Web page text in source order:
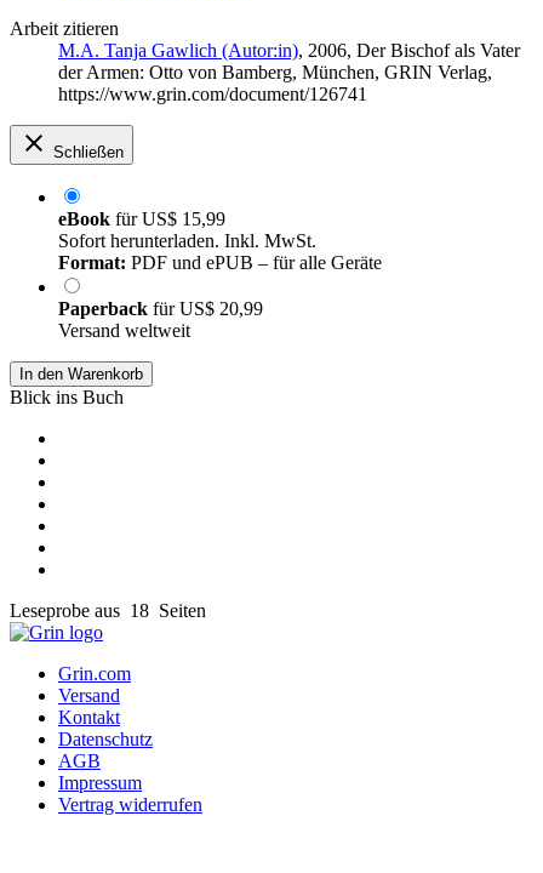
Arbeit zitieren
M.A. Tanja Gawlich (Autor:in), 2006, Der Bischof als Vater
der Armen: Otto von Bamberg, München, GRIN Verlag,
https://www.grin.com/document/126741
Schließen
eBook fürUS$ 15,99
Sofort herunterladen. Inkl. MwSt.
Format: PDF und ePUB – für alle Geräte
Paperback fürUS$ 20,99
Versand weltweit
In den Warenkorb
Blick ins Buch
Leseprobe aus 18 Seiten